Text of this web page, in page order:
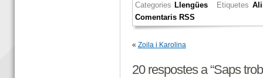
Categories Llengües Etiquetes
Comentaris RSS
« Zoila i Karolina
20 respostes a “Saps